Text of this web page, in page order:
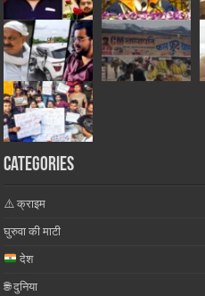
Categories
⚠️ क्राइम
घुरुवा की माटी
देश
🌐 दुनिया